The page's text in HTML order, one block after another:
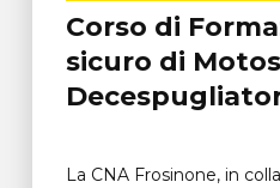
Corso di
sicuro di
La CNA Frosinone, in